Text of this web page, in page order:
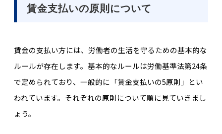
賃金支払いの原則について
賃金の支払い方には、労働者の生活を守るための基本的な
ルールが存在します。基本的なルールは労働基準法第24条
で定められており、一般的に「賃金支払いの5原則」とい
われています。それぞれの原則について順に見ていきまし
ょう。